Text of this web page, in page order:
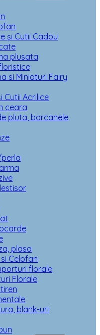
și Cutii Cadou
plusata
si Miniaturi Fairy
Cutii Acrilice
ceara
pluta, borcanele
plasa
Celofan
florale
Florale
blank-uri